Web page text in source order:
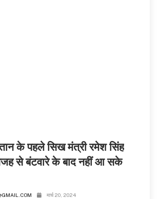
के पहले सिख मंत्री रमेश सिंह
से बंटवारे के बाद नहीं आ सके
मार्च 20, 2024